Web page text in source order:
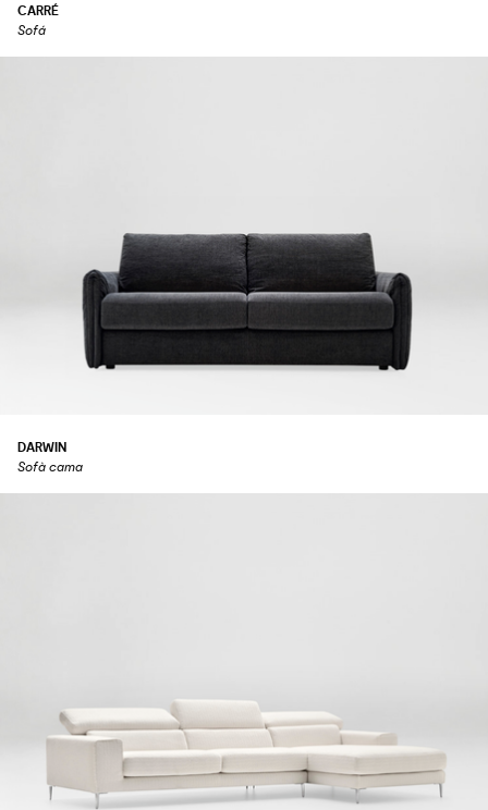
CARRÉ
Sofá
DARWIN
Sofà cama